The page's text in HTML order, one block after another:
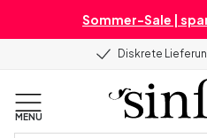
Sommer-Sale |
Diskrete
MENU